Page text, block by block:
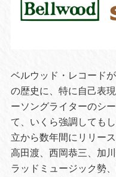
ベルウッド・レコード
の歴史に、特に自己表
ーソングライターのシ
て、いくら強調しても
立から数年間にリリー
高田渡、西岡恭三、加
ラッドミュージック勢